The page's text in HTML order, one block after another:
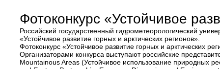
Фотоконкурс «Устойчивое
Российский государственный гидрометеорологический
«Устойчивое развитие горных и арктических регионов».
Фотоконкурс «Устойчивое развитие горных и арктических
Организаторами конкурса выступают российские
Mountainous Areas (Устойчивое использование природных